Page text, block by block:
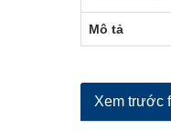
Mô tả
Xem trước